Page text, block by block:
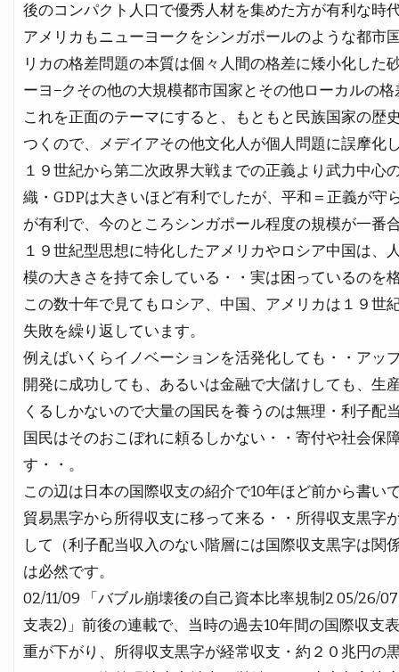
後のコンパクト人口で優秀人材を集めた方が有利な時
アメリカもニューヨークをシンガポールのような都市
リカの格差問題の本質は個々人間の格差に矮小化した
ーヨ−クその他の大規模都市国家とその他ローカルの
これを正面のテーマにすると、もともと民族国家の歴
つくので、メデイアその他文化人が個人問題に誤摩化
１９世紀から第二次政界大戦までの正義より武力中心
織・GDPは大きいほど有利でしたが、平和＝正義が守
が有利で、今のところシンガポール程度の規模が一番
１９世紀型思想に特化したアメリカやロシア中国は、
模の大きさを持て余している・・実は困っているのを
この数十年で見てもロシア、中国、アメリカは１９世
失敗を繰り返しています。
例えばいくらイノベーションを活発化しても・・アッ
開発に成功しても、あるいは金融で大儲けしても、生
くるしかないので大量の国民を養うのは無理・利子配
国民はそのおこぼれに頼るしかない・・寄付や社会保
す・・。
この辺は日本の国際収支の紹介で10年ほど前から書い
貿易黒字から所得収支に移って来る・・所得収支黒字
して（利子配当収入のない階層には国際収支黒字は関
は必然です。
02/11/09 「バブル崩壊後の自己資本比率規制2 05/26/
支表2)」前後の連載で、当時の過去10年間の国際収支
重が下がり、所得収支黒字が経常収支・約２０兆円の